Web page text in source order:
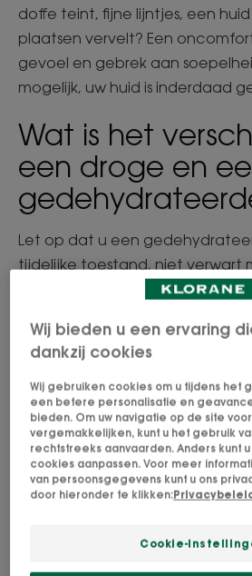
doffe teint, fijne lijntjes, een
plaatsen vervelt? Een
gevoel en gebrek aan
mogelijk, uw huid is inderdaad
Wat is het
een droge en
Let op dat u een
tijdelijke toestand, niet verwart
huid, een huidtype (de huid die
gemengde huid hebben en
van een gedehydrateerde huid
Oorzaken van
gezichtshuid
Waarom is mijn
Wij bieden u een ervaring
dankzij cookies
Wij gebruiken cookies om u tijdens het
een betere personalisatie en
bieden. Om uw navigatie op de site
vergemakkelijken, kunt u het gebruik
rechtstreeks aanvaarden. Anders kunt
cookies aanpassen. Voor meer
van persoonsgegevens kunt u ons
door hieronder te klikken:
Cookie-